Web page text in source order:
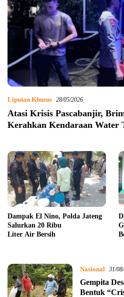
Liputan Khusus 28/05/2026
Atasi Krisis Pascabanjir,
Kerahkan Kendaraan Water
Dampak El Nino, Polda Jateng
Salurkan 20 Ribu
Liter Air Bersih
Nasional 31/
Gempita
Bentuk